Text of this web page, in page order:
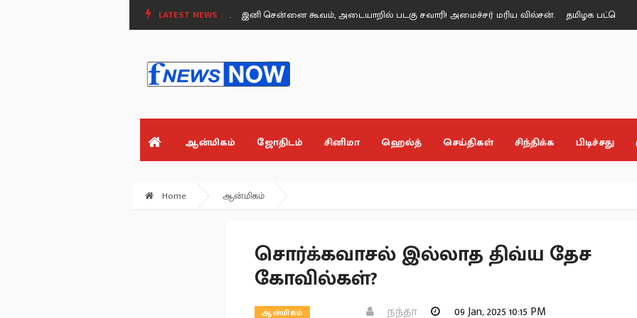
LATEST NEWS :
தொட்டவர்களையும் விட மாட்டோம்! -. இனி சென்னை கூவம், அடையாறில் படகு சவாரி! அமைச்சர் மரிய வில்சன். தமிழக பட்ஜெட் -
ஆன்மிகம் ஜோதிடம் சினிமா ஹெல்த் செய்திகள் சிந்திக்க பிடிச்சது
Home ஆன்மிகம்
சொர்க்கவாசல் இல்லாத திவ்ய தேச
கோவில்கள்?
ஆன்மிகம் நந்தா 09 Jan, 2025 10:15 PM